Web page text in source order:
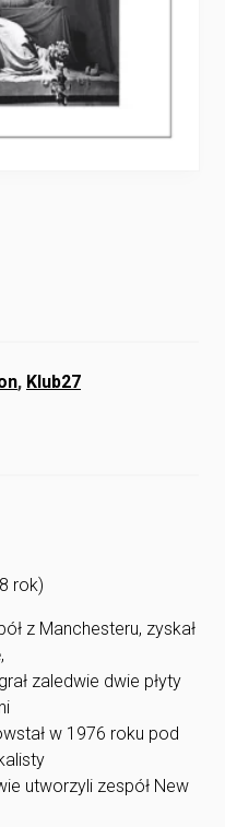
, Klub27
rok)
z Manchesteru, zyskał
zaledwie dwie płyty
w 1976 roku pod
utworzyli zespół New